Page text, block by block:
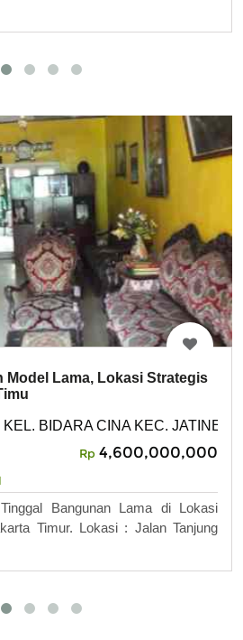
Model Lama, Lokasi Strategis
BIDARA CINA KEC.
Rp 4,600,000,000
Bangunan Lama di Lokasi
Timur. Lokasi : Jalan Tanjung